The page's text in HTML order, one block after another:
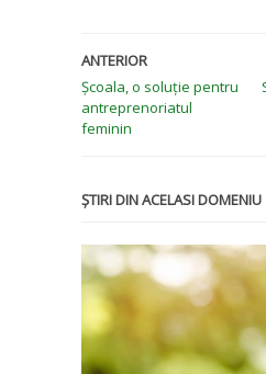
ANTERIOR
Școala, o soluție pentru
antreprenoriatul
feminin
ȘTIRI DIN ACELASI DOMENIU